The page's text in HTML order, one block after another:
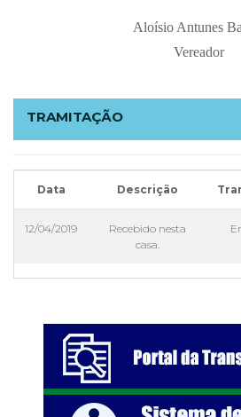
Aloísio Antunes
Vereador
TRAMITAÇÃO
Data Descrição
12/04/2019
Recebido nesta
casa.